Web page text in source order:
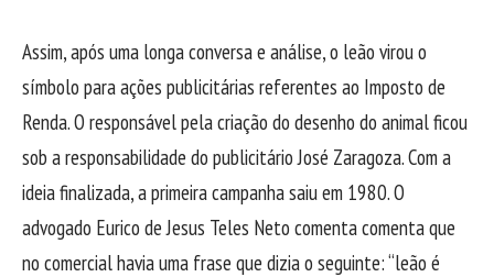
Assim, após uma longa conversa e análise, o leão virou o
símbolo para ações publicitárias referentes ao Imposto de
Renda. O responsável pela criação do desenho do animal ficou
sob a responsabilidade do publicitário José Zaragoza. Com a
ideia finalizada, a primeira campanha saiu em 1980. O
advogado Eurico de Jesus Teles Neto comenta comenta que
no comercial havia uma frase que dizia o seguinte: “leão é